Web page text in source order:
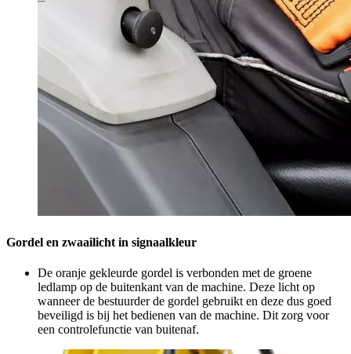
Gordel en zwaailicht in signaalkleur
De oranje gekleurde gordel is verbonden met de groene
ledlamp op de buitenkant van de machine. Deze licht op
wanneer de bestuurder de gordel gebruikt en deze dus goed
beveiligd is bij het bedienen van de machine. Dit zorg voor
een controlefunctie van buitenaf.